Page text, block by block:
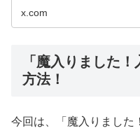
x.com
「魔入りました
方法！
今回は、「魔入りました